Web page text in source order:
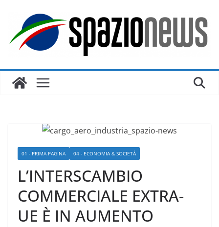
contenuto
01 - PRIMA PAGINA 04 - ECONOMIA & SOCIETÀ
L’INTERSCAMBIO
COMMERCIALE EXTRA-
UE È IN AUMENTO